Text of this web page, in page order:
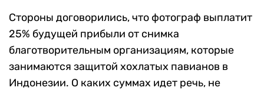
Стороны договорились, что фотограф выплатит
25% будущей прибыли от снимка
благотворительным организациям, которые
занимаются защитой хохлатых павианов в
Индонезии. О каких суммах идет речь, не